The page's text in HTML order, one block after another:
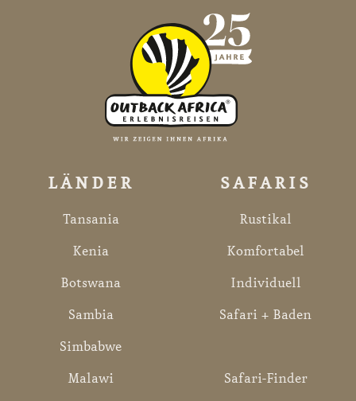
LÄNDER
Tansania
Kenia
Botswana
Sambia
Simbabwe
Malawi
SAFARIS
Rustikal
Komfortabel
Individuell
Safari + Baden
Safari-Finder